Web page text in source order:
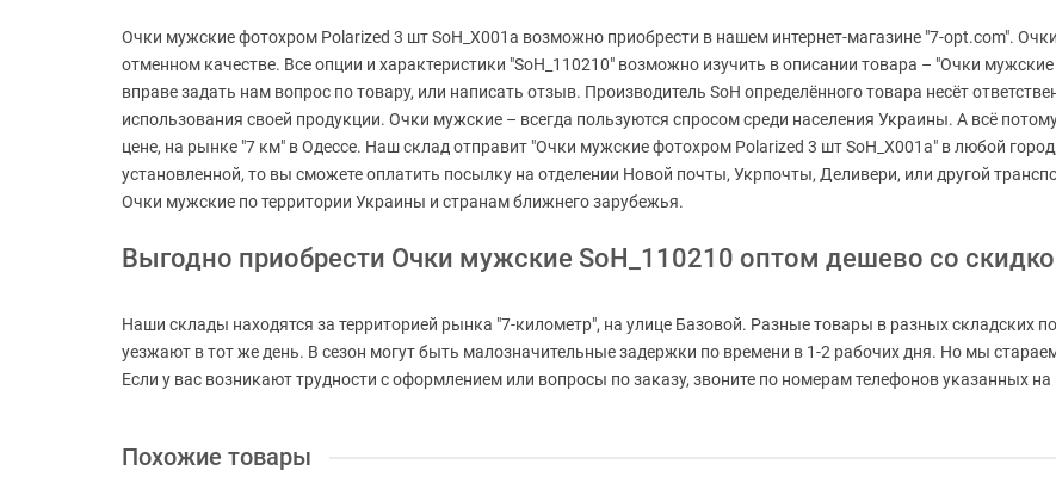
Очки мужские фотохром Polarized 3 шт SoH_X001a возможно приобрести в нашем интернет-магазине "7-opt.com".
отменном качестве. Все опции и характеристики "SoH_110210" возможно изучить в описании товара – "Очки
вправе задать нам вопрос по товару, или написать отзыв. Производитель SoH определённого товара несёт
использования своей продукции. Очки мужские – всегда пользуются спросом среди населения Украины. А всё
цене, на рынке "7 км" в Одессе. Наш склад отправит "Очки мужские фотохром Polarized 3 шт SoH_X001a" в любой
установленной, то вы сможете оплатить посылку на отделении Новой почты, Укрпочты, Деливери, или другой
Очки мужские по территории Украины и странам ближнего зарубежья.
Выгодно приобрести Очки мужские SoH_110210 оптом дешево со
Наши склады находятся за территорией рынка "7-километр", на улице Базовой. Разные товары в разных складских
уезжают в тот же день. В сезон могут быть малозначительные задержки по времени в 1-2 рабочих дня. Но мы
Если у вас возникают трудности с оформлением или вопросы по заказу, звоните по номерам телефонов указанных на
Похожие товары